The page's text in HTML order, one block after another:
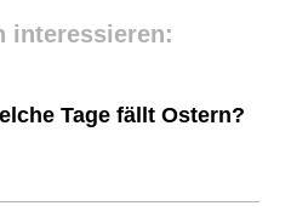
interessieren:
Tage fällt Ostern?